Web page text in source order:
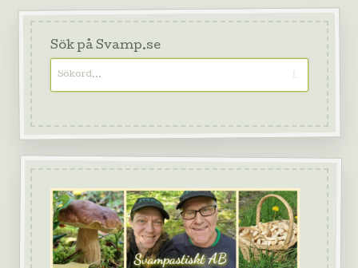
Sök på Svamp.se